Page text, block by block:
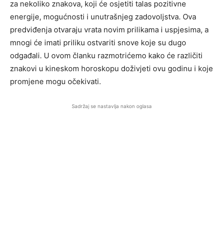
za nekoliko znakova, koji će osjetiti talas pozitivne
energije, mogućnosti i unutrašnjeg zadovoljstva. Ova
predviđenja otvaraju vrata novim prilikama i uspjesima, a
mnogi će imati priliku ostvariti snove koje su dugo
odgađali. U ovom članku razmotrićemo kako će različiti
znakovi u kineskom horoskopu doživjeti ovu godinu i koje
promjene mogu očekivati.
Sadržaj se nastavlja nakon oglasa